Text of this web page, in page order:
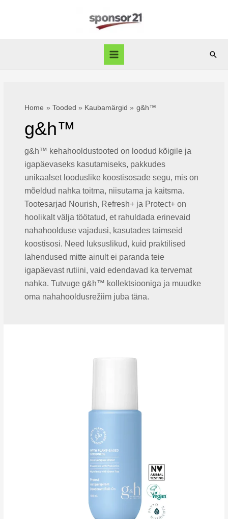
Main
Home Tooded Kaubamärgid g&h™
g&h™
g&h™ kehahooldustooted on loodud kõigile ja
igapäevaseks kasutamiseks, pakkudes
unikaalset looduslike koostisosade segu, mis on
mõeldud nahka toitma, niisutama ja kaitsma.
Tootesarjad Nourish, Refresh+ ja Protect+ on
hoolikalt välja töötatud, et rahuldada erinevaid
nahahoolduse vajadusi, kasutades taimseid
koostisosi. Need luksuslikud, kuid praktilised
lahendused mitte ainult ei paranda teie
igapäevast rutiini, vaid edendavad ka tervemat
nahka. Tutvuge g&h™ kollektsiooniga ja muudke
oma nahahooldusrežiim juba täna.